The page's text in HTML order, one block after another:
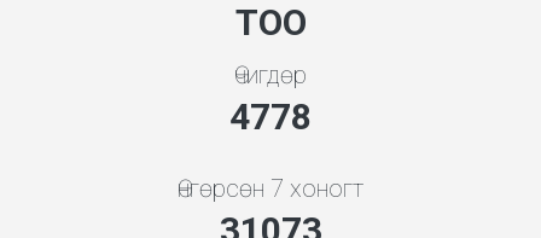
ТОО
Өчигдөр
5119
Өнгөрсөн 7 хоногт